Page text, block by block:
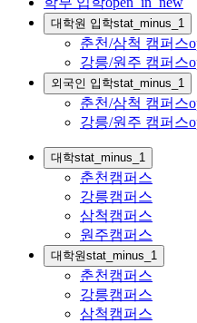
대학원 입학stat_minus_1
춘천/삼척 캠퍼스
강릉/원주 캠퍼스
외국인 입학stat_minus_1
춘천/삼척 캠퍼스
강릉/원주 캠퍼스
대학stat_minus_1
춘천캠퍼스
강릉캠퍼스
삼척캠퍼스
원주캠퍼스
대학원stat_minus_1
춘천캠퍼스
강릉캠퍼스
삼척캠퍼스